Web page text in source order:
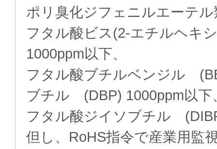
ポリ臭化ジフェニルエーテ
フタル酸ビス(2-エチルヘ
1000ppm以下、
フタル酸ブチルベンジル
ブチル (DBP) 1000ppm以下
フタル酸ジイソブチル
但し、RoHS指令で産業用監